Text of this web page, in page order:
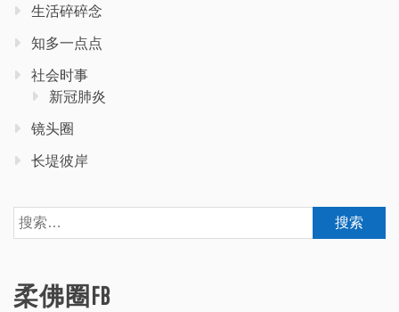
生活碎碎念
知多一点点
社会时事
新冠肺炎
镜头圈
长堤彼岸
搜
索：
柔佛圈FB